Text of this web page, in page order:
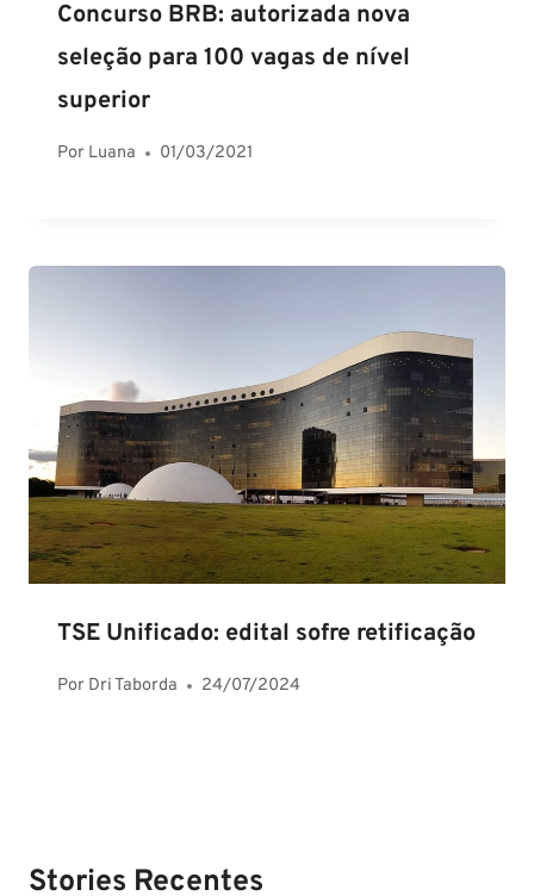
Concurso BRB: autorizada nova
seleção para 100 vagas de nível
superior
Por Luana 01/03/2021
TSE Unificado: edital sofre retificação
Por Dri Taborda 24/07/2024
Stories Recentes